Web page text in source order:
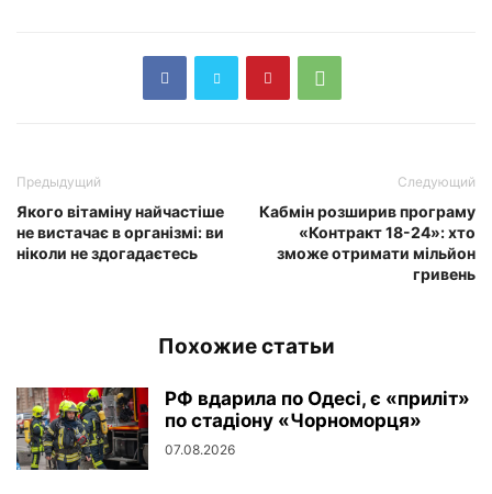
Предыдущий
Якого вітаміну найчастіше
не вистачає в організмі: ви
ніколи не здогадаєтесь
Следующий
Кабмін розширив програму
«Контракт 18-24»: хто
зможе отримати мільйон
гривень
Похожие статьи
РФ вдарила по Одесі, є «приліт»
по стадіону «Чорноморця»
07.08.2026